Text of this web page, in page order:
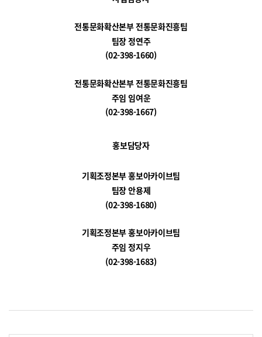
전통문화확산본부 전통문화진흥팀
팀장 정연주
(02-398-1660)
전통문화확산본부 전통문화진흥팀
주임 임여운
(02-398-1667)
홍보담당자
기획조정본부 홍보아카이브팀
팀장 안용제
(02-398-1680)
기획조정본부 홍보아카이브팀
주임 정지우
(02-398-1683)